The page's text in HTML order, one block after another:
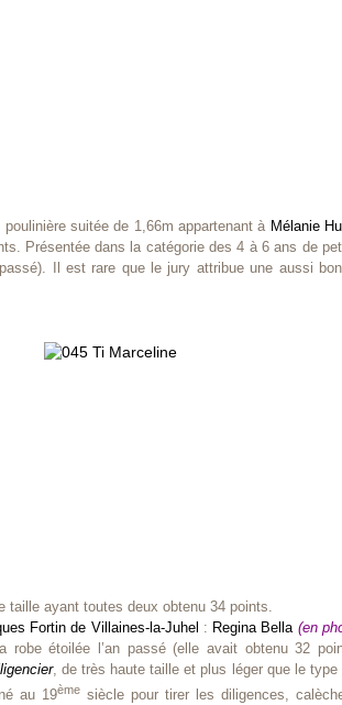
poulinière suitée de 1,66m appartenant à Mélanie
Présentée dans la catégorie des 4 à 6 ans de
Il est rare que le jury attribue une aussi
taille ayant toutes deux obtenu 34 points.
Fortin de Villaines-la-Juhel : Regina Bella (en
robe étoilée l’an passé (elle avait obtenu 32
, de très haute taille et plus léger que le type
au 19ème siècle pour tirer les diligences,